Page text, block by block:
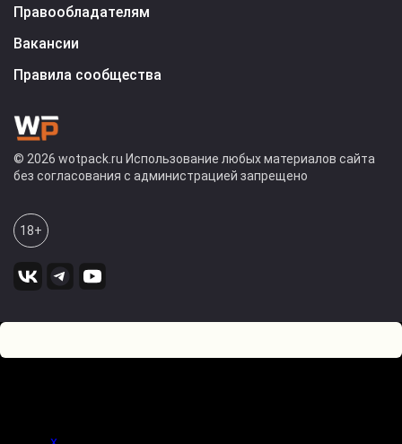
Правообладателям
Вакансии
Правила сообщества
© 2026 wotpack.ru Использование любых материалов сайта
без согласования с администрацией запрещено
18+